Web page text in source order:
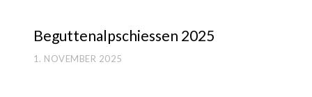
Begut­ten­alp­schies­sen 2025
1. NOVEMBER 2025